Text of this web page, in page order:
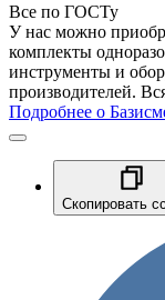
Все по ГОСТу
У нас можно
комплекты
инструменты и
производителей.
Подробнее о
Скопировать